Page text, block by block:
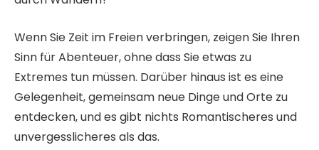
Wenn Sie Zeit im Freien verbringen, zeigen Sie Ihren
Sinn für Abenteuer, ohne dass Sie etwas zu
Extremes tun müssen. Darüber hinaus ist es eine
Gelegenheit, gemeinsam neue Dinge und Orte zu
entdecken, und es gibt nichts Romantischeres und
unvergesslicheres als das.